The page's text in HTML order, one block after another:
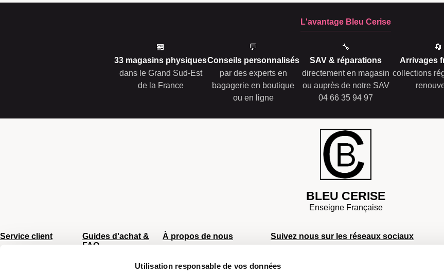
Utilisation responsable de vos données
L'avantage Bleu Cerise
🏪
33 magasins physiques
dans le Grand Sud-Est
de la France
💬
Conseils personnalisés
par des experts en
bagagerie en boutique
ou en ligne
🔧
SAV & réparations
directement en magasin
ou auprès de notre SAV
04 66 35 94 97
🔄
Arrivages
collections
BLEU CERISE
Enseigne Française
Service client
Guides d'achat &
FAQ
À propos de nous
Chiffres clés
Suivez nous sur les réseaux sociaux